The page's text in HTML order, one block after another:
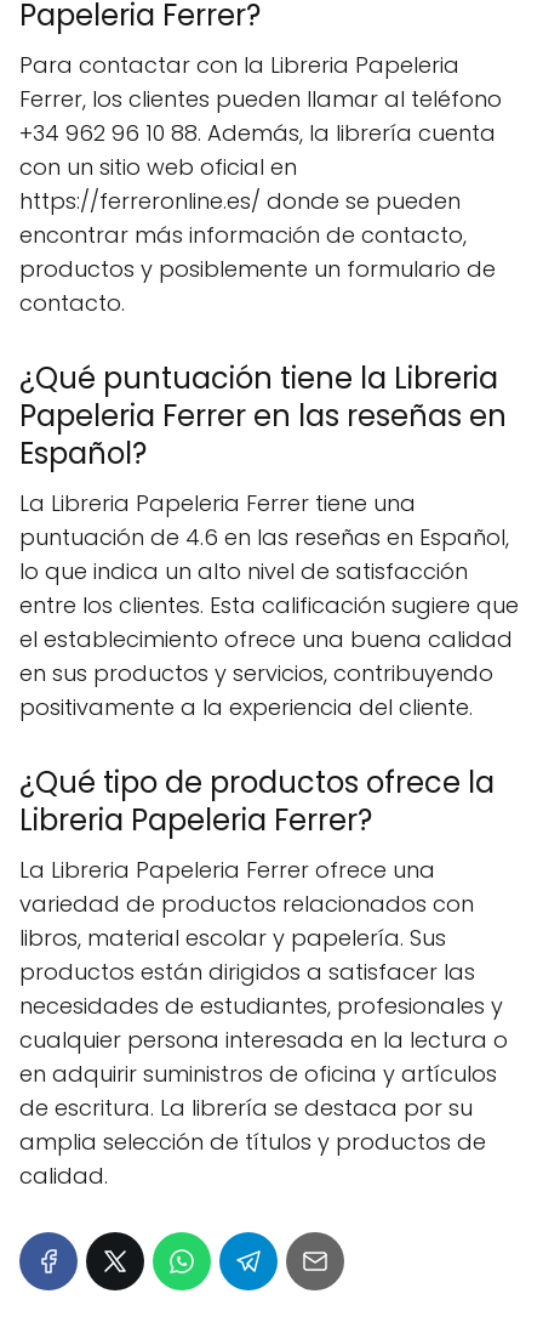
Papeleria Ferrer?
Para contactar con la Libreria Papeleria
Ferrer, los clientes pueden llamar al teléfono
+34 962 96 10 88. Además, la librería cuenta
con un sitio web oficial en
https://ferreronline.es/ donde se pueden
encontrar más información de contacto,
productos y posiblemente un formulario de
contacto.
¿Qué puntuación tiene la Libreria
Papeleria Ferrer en las reseñas en
Español?
La Libreria Papeleria Ferrer tiene una
puntuación de 4.6 en las reseñas en Español,
lo que indica un alto nivel de satisfacción
entre los clientes. Esta calificación sugiere que
el establecimiento ofrece una buena calidad
en sus productos y servicios, contribuyendo
positivamente a la experiencia del cliente.
¿Qué tipo de productos ofrece la
Libreria Papeleria Ferrer?
La Libreria Papeleria Ferrer ofrece una
variedad de productos relacionados con
libros, material escolar y papelería. Sus
productos están dirigidos a satisfacer las
necesidades de estudiantes, profesionales y
cualquier persona interesada en la lectura o
en adquirir suministros de oficina y artículos
de escritura. La librería se destaca por su
amplia selección de títulos y productos de
calidad.